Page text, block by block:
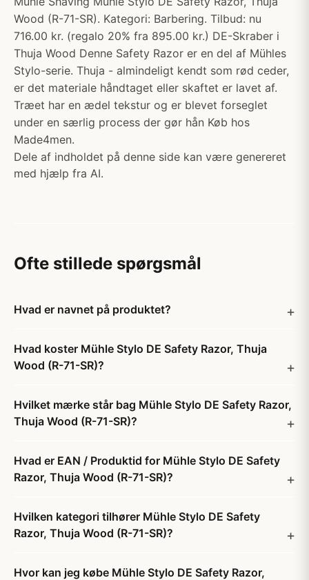
Wood (R-71-SR). Kategori: Barbering. Tilbud: nu
716.00 kr. (regalo 20% fra 895.00 kr.) DE-Skraber i
Thuja Wood Denne Safety Razor er en del af Mühles
Stylo-serie. Thuja - almindeligt kendt som rød ceder,
er det materiale håndtaget eller skaftet er lavet af.
Træet har en ædel tekstur og er blevet forseglet
under en særlig process der gør hån Køb hos
Made4men.
Dele af indholdet på denne side kan være genereret
med hjælp fra AI.
Ofte stillede spørgsmål
Hvad er navnet på produktet?
Hvad koster Mühle Stylo DE Safety Razor, Thuja
Wood (R-71-SR)?
Hvilket mærke står bag Mühle Stylo DE Safety Razor,
Thuja Wood (R-71-SR)?
Hvad er EAN / Produktid for Mühle Stylo DE Safety
Razor, Thuja Wood (R-71-SR)?
Hvilken kategori tilhører Mühle Stylo DE Safety
Razor, Thuja Wood (R-71-SR)?
Hvor kan jeg købe Mühle Stylo DE Safety Razor,